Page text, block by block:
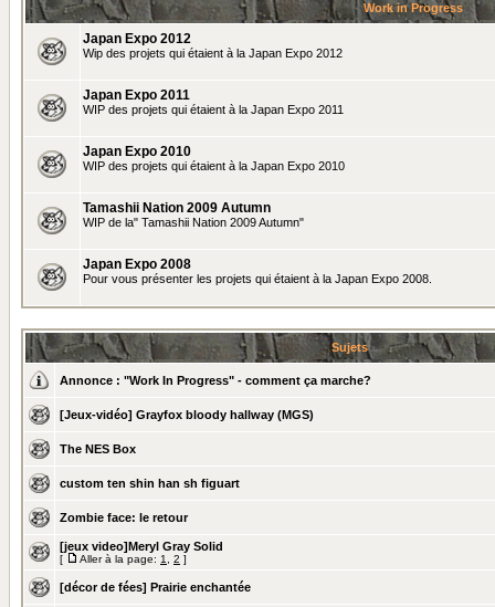
Work in Progress
Japan Expo 2012
Wip des projets qui étaient à la Japan Expo 2012
Japan Expo 2011
WIP des projets qui étaient à la Japan Expo 2011
Japan Expo 2010
WIP des projets qui étaient à la Japan Expo 2010
Tamashii Nation 2009 Autumn
WIP de la" Tamashii Nation 2009 Autumn"
Japan Expo 2008
Pour vous présenter les projets qui étaient à la Japan Expo 2008.
Sujets
Annonce : "Work In Progress" - comment ça marche?
[Jeux-vidéo] Grayfox bloody hallway (MGS)
The NES Box
custom ten shin han sh figuart
Zombie face: le retour
[jeux video]Meryl Gray Solid
[ Aller à la page: 1 2 ]
[décor de fées] Prairie enchantée